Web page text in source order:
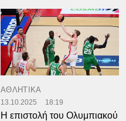
ΑΘΛΗΤΙΚΑ
13.10.2025 18:19
Η επιστολή του Ολυμπιακού